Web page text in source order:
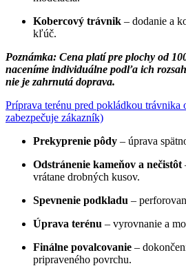
Kobercový trávnik – dodanie a
kľúč.
Poznámka: Cena platí pre plochy od
naceníme individuálne podľa ich
nie je zahrnutá doprava.
Príprava terénu pred pokládkou trávnika
zabezpečuje zákazník)
Prekyprenie pôdy – úprava
Odstránenie kameňov a nečistôt
vrátane drobných kusov.
Spevnenie podkladu –
Úprava terénu – vyrovnanie a
Finálne povalcovanie –
pripraveného povrchu.